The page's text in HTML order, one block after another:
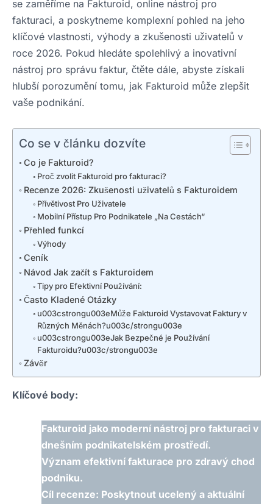
se zaměříme na Fakturoid, online nástroj pro
fakturaci, a poskytneme komplexní pohled na jeho
klíčové vlastnosti, výhody a zkušenosti uživatelů v
roce 2026. Pokud hledáte spolehlivý a inovativní
nástroj pro správu faktur, čtěte dále, abyste získali
hlubší porozumění tomu, jak Fakturoid může zlepšit
vaše podnikání.
Co se v článku dozvíte
Co je Fakturoid?
Proč zvolit Fakturoid pro fakturaci?
Recenze 2026: Zkušenosti uživatelů s Fakturoidem
Přívětivost Pro Uživatele
Mobilní Přístup Pro Podnikatele „Na Cestách“
Přehled funkcí
Výhody
Ceník
Návod Jak začít s Fakturoidem
Tipy pro Efektivní Používání:
Často Kladené Otázky
u003cstrongu003eMůže Fakturoid Vystavovat Faktury v
Různých Měnách?u003c/strongu003e
u003cstrongu003eJak Bezpečné je Používání
Fakturoidu?u003c/strongu003e
Závěr
Klíčové body:
Fakturoid jako moderní nástroj pro fakturaci v
dnešním podnikatelském prostředí.
Význam efektivní fakturace pro zdravý chod
podniku.
Cíl recenze: Poskytnout ucelený a aktuální